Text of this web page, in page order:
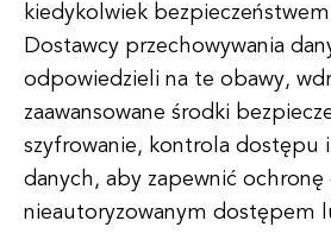
kiedykolwiek
Dostawcy przechowywania
odpowiedzieli na te obawy,
zaawansowane środki
szyfrowanie, kontrola dostępu
danych, aby zapewnić ochronę
nieautoryzowanym dostępem